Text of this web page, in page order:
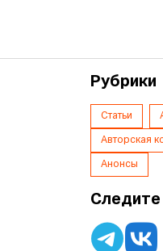
Рубрики
Статьи
Авторская
Анонсы
Следите